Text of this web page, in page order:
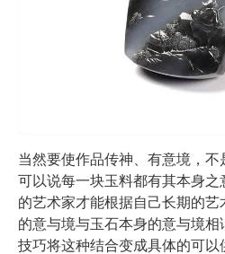
当然要使作品传神、有意境，不
可以说每一块玉料都有其本身
的艺术家才能根据自己长期的
的意与境与玉石本身的意与境
技巧将这种结合变成具体的可